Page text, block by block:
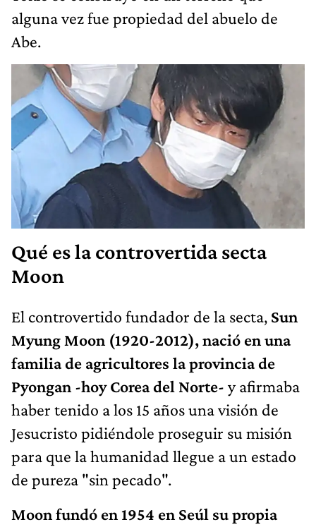
alguna vez fue propiedad del abuelo de
Abe.
Qué es la controvertida secta
Moon
El controvertido fundador de la secta, Sun
Myung Moon (1920-2012), nació en una
familia de agricultores la provincia de
Pyongan -hoy Corea del Norte- y afirmaba
haber tenido a los 15 años una visión de
Jesucristo pidiéndole proseguir su misión
para que la humanidad llegue a un estado
de pureza "sin pecado".
Moon fundó en 1954 en Seúl su propia